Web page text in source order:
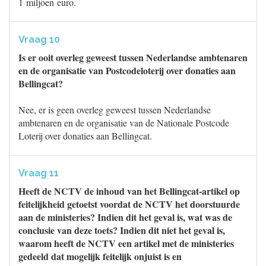
Vraag 10
Is er ooit overleg geweest tussen Nederlandse ambtenaren
en de organisatie van Postcodeloterij over donaties aan
Bellingcat?
Nee, er is geen overleg geweest tussen Nederlandse
ambtenaren en de organisatie van de Nationale Postcode
Loterij over donaties aan Bellingcat.
Vraag 11
Heeft de NCTV de inhoud van het Bellingcat-artikel op
feitelijkheid getoetst voordat de NCTV het doorstuurde
aan de ministeries? Indien dit het geval is, wat was de
conclusie van deze toets? Indien dit niet het geval is,
waarom heeft de NCTV een artikel met de ministeries
gedeeld dat mogelijk feitelijk onjuist is en